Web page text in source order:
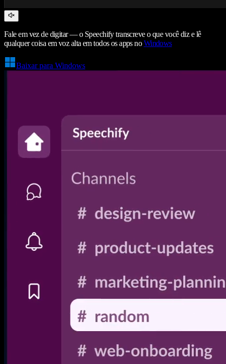
Fale em vez de digitar — o Speechify transcreve o que você diz e lê
qualquer coisa em voz alta em todos os apps noWindows
Baixar para Windows